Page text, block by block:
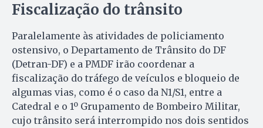
Fiscalização do trânsito
Paralelamente às atividades de policiamento
ostensivo, o Departamento de Trânsito do DF
(Detran-DF) e a PMDF irão coordenar a
fiscalização do tráfego de veículos e bloqueio de
algumas vias, como é o caso da N1/S1, entre a
Catedral e o 1º Grupamento de Bombeiro Militar,
cujo trânsito será interrompido nos dois sentidos